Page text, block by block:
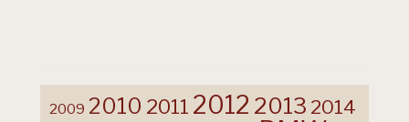
2009 2010 2011 2012 2013 2014